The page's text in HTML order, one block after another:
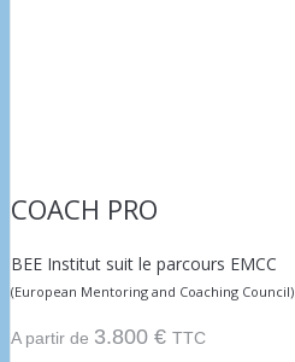
COACH PRO
BEE Institut suit le parcours EMCC
(European Mentoring and Coaching Council)
A partir de 3.800 € TTC